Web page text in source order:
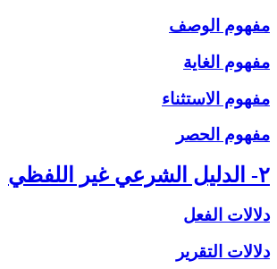
مفهوم الوصف
مفهوم الغاية
مفهوم الاستثناء
مفهوم الحصر
۲- الدليل الشرعي غير اللفظي
دلالات الفعل
دلالات التقرير